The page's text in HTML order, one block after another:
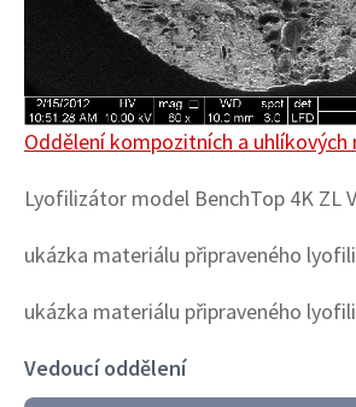
Oddělení kompozitních a
Lyofilizátor model BenchTop 4K ZL
ukázka materiálu připraveného
ukázka materiálu připraveného
Vedoucí oddělení